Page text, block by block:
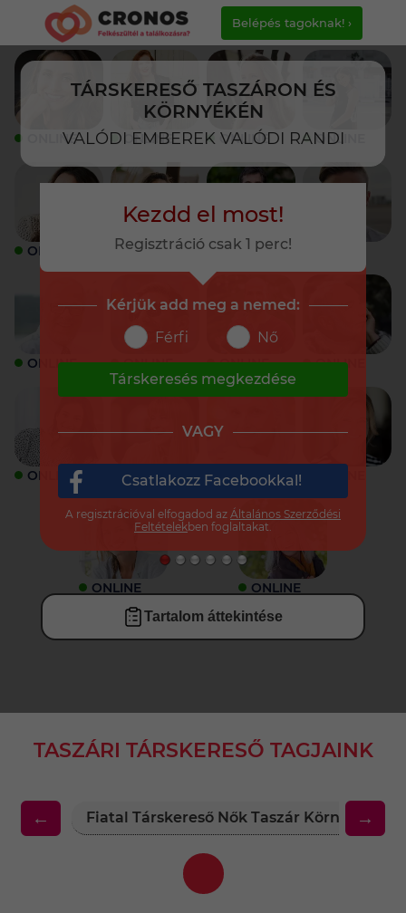
TÁRSKERESŐ TASZÁRON ÉS
KÖRNYÉKÉN
VALÓDI EMBEREK VALÓDI RANDI
Belépés tagoknak! ›
ONLINE ONLINE ONLINE ONLINE
ONLINE ONLINE ONLINE
ONLINE ONLINE ONLINE ONLINE
ONLINE ONLINE ONLINE
ONLINE ONLINE
Tartalom áttekintése
TASZÁRI TÁRSKERESŐ TAGJAINK
← Fiatal Társkereső Nők Taszár Környékén
→
Kezdd el most!
Regisztráció csak 1 perc!
Kérjük add meg a nemed:
Férfi
Nő
Társkeresés megkezdése
VAGY
Csatlakozz Facebookkal!
A regisztrációval elfogadod az Általános Szerződési
Feltételekben foglaltakat.